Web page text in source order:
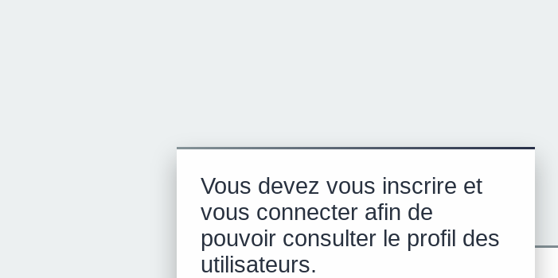
Vous devez vous inscrire et
vous connecter afin de
pouvoir consulter le profil des
utilisateurs.